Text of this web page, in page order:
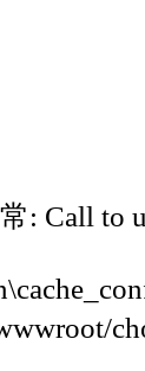
: Call to